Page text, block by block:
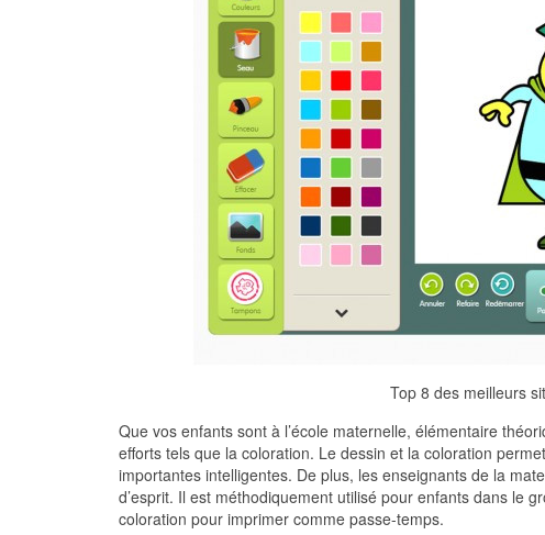
Top 8 des meilleurs
Que vos enfants sont à l’école maternelle, élémentaire
efforts tels que la coloration. Le dessin et la coloration
importantes intelligentes. De plus, les enseignants de la
d’esprit. Il est méthodiquement utilisé pour enfants dans le
coloration pour imprimer comme passe-temps.